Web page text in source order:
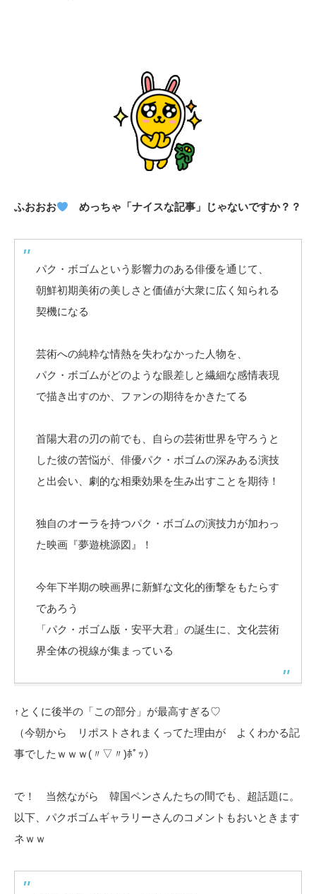
ふおおお めっちゃ「ナイスな記事」じゃないですか？？
パク・ボゴムという影響力のある俳優を通じて、
朝鮮初期美術の美しさと価値が大衆に広く知られる
契機になる
芸術への純粋な情熱を失わなかった人物を、
パク・ボゴムがどのような眼差しと繊細な感情表現
で描き出すのか、ファンの期待をかきたてる
首陽大君の刃の前でも、自らの芸術世界を守ろうと
した彼の苦悩が、俳優パク・ボゴムの深みある演技
と出会い、劇的な相乗効果を生み出すことを期待！
独自のオーラを持つパク・ボゴムの演技力が加わっ
た映画『夢遊桃源図』！
今年下半期の映画界に新鮮な文化的衝撃をもたらす
であろう
「パク・ボゴム版・安平大君」の誕生に、文化芸術
界全体の視線が集まっている
↑とくに後半の「この部分」が最高すぎる♡
（今朝から リポストされまくってた理由が よくわかる記
事でしたｗｗｗ(〃▽〃)ﾎﾟｯ）
で！ 当然ながら 韓国ペンさんたちの間でも、超話題に。
以下、パクボゴムギャラリーさんのコメントもおいときます
ネｗｗ